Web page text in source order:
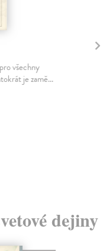
všechny
je zamě...
dejiny